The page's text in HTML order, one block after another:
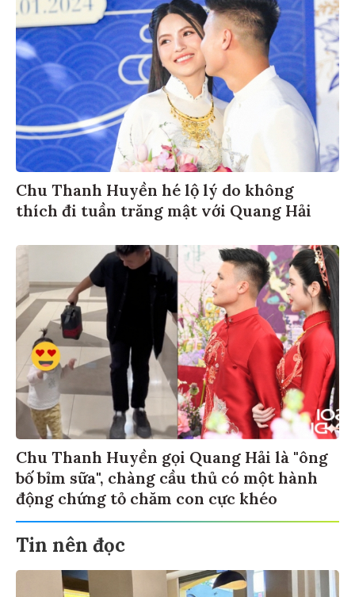
Chu Thanh Huyền hé lộ lý do không
thích đi tuần trăng mật với Quang Hải
Chu Thanh Huyền gọi Quang Hải là "ông
bố bỉm sữa", chàng cầu thủ có một hành
động chứng tỏ chăm con cực khéo
Tin nên đọc